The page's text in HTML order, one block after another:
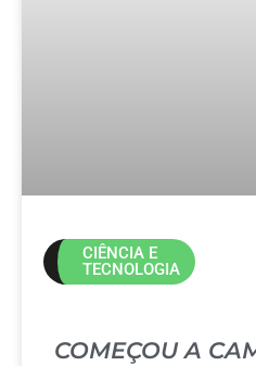
CIÊNCIA E
TECNOLOGIA
COMEÇOU A